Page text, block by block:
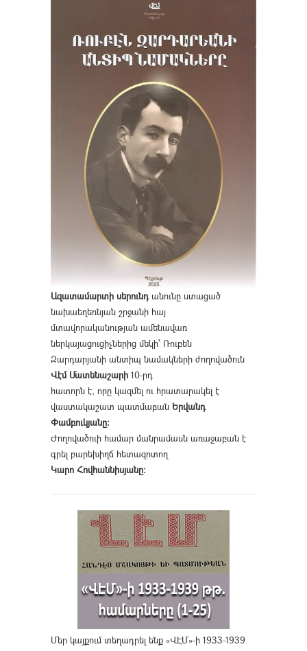
Ազատամարտի սերունդանունը ստացած
նախաեղեռնյան շրջանի հայ
մտավորականության ամենավառ
ներկայացուցիչներից մեկի՝ Ռուբեն
Զարդարյանի անտիպ նամակների ժողովածուն
Վէմ Մատենաշարի 10-րդ
հատորն է, որը կազմել ու հրատարակել է
վաստակաշատ պատմաբան Երվանդ
Փամբուկյանը։
Ժողովածուի համար մանրամասն առաջաբան է
գրել բարեխիղճ հետազոտող
Կարո Հովհաննիսյանը։
Մեր կայքում տեղադրել ենք «ՎԷՄ»-ի 1933-1939